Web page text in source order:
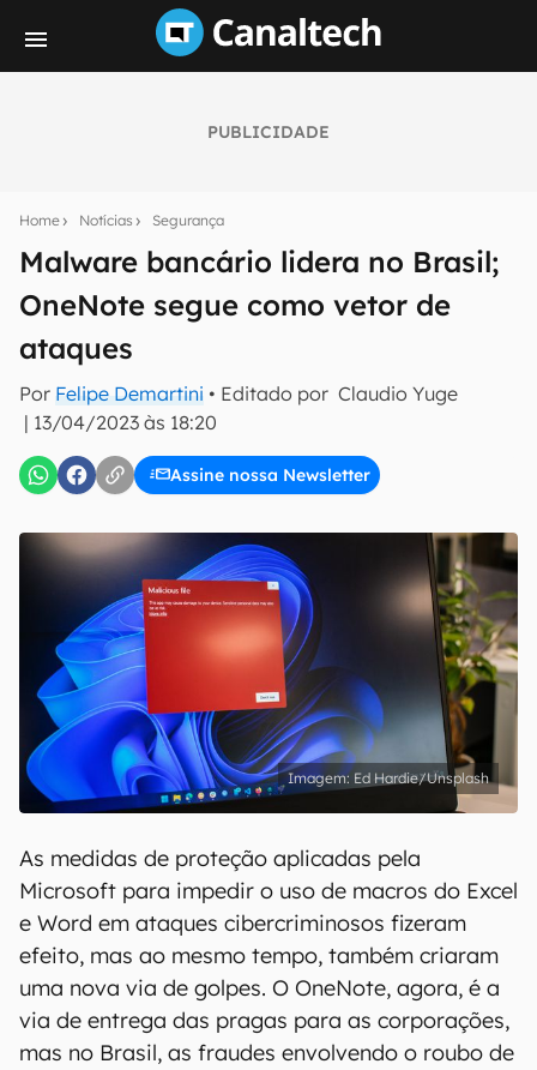
PUBLICIDADE
Home Notícias Segurança
Malware bancário lidera no Brasil;
OneNote segue como vetor de
ataques
Por Felipe Demartini • Editado por Claudio Yuge
| 13/04/2023 às 18:20
Assine nossa Newsletter
notícias e reviews sobre tecnologia em primeira
mão.
E-mail
inscreva-se
Confirmo que li, aceito e concordo com os Termos de
Uso e Política de Privacidade do Canaltech.
Ed Hardie/Unsplash
As medidas de proteção aplicadas pela
Microsoft para impedir o uso de macros do Excel
e Word em ataques cibercriminosos fizeram
efeito, mas ao mesmo tempo, também criaram
uma nova via de golpes. O OneNote, agora, é a
via de entrega das pragas para as corporações,
mas no Brasil, as fraudes envolvendo o roubo de